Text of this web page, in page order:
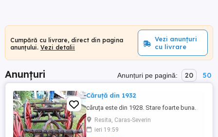
Cumpără cu livrare, direct din pagina
anunțului. Vezi detalii
Vezi anunțuri
cu livrare
Anunțuri Anunțuri pe pagină: 20 50
Căruță din 1932
căruța este din 1928. Stare foarte buna.
Resita, Caras-Severin
ieri 19:59